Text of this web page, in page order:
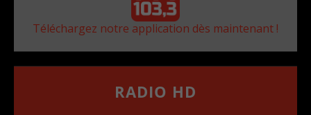
Téléchargez notre application dès maintenant !
RADIO HD